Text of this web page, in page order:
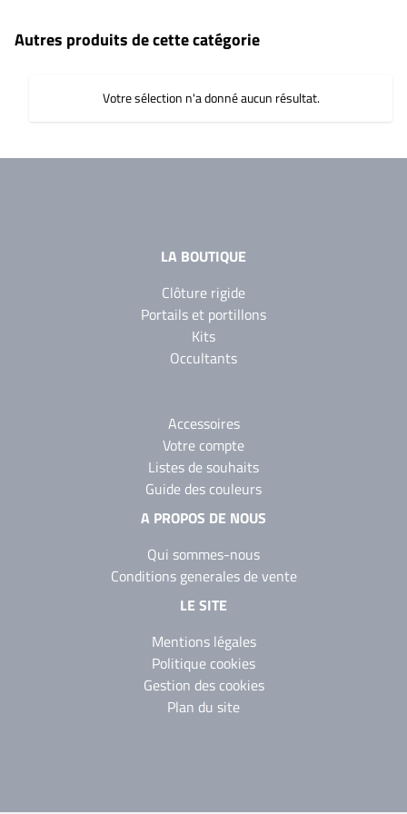
Autres produits de cette catégorie
Votre sélection n'a donné aucun résultat.
LA BOUTIQUE
Clôture rigide
Portails et portillons
Kits
Occultants
Accessoires
Votre compte
Listes de souhaits
Guide des couleurs
A PROPOS DE NOUS
Qui sommes-nous
Conditions generales de vente
LE SITE
Mentions légales
Politique cookies
Gestion des cookies
Plan du site